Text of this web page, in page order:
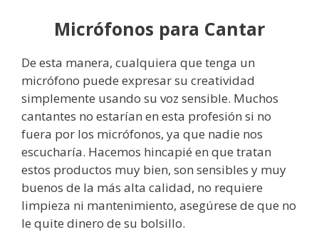
Micrófonos para Cantar
De esta manera, cualquiera que tenga un
micrófono puede expresar su creatividad
simplemente usando su voz sensible. Muchos
cantantes no estarían en esta profesión si no
fuera por los micrófonos, ya que nadie nos
escucharía. Hacemos hincapié en que tratan
estos productos muy bien, son sensibles y muy
buenos de la más alta calidad, no requiere
limpieza ni mantenimiento, asegúrese de que no
le quite dinero de su bolsillo.